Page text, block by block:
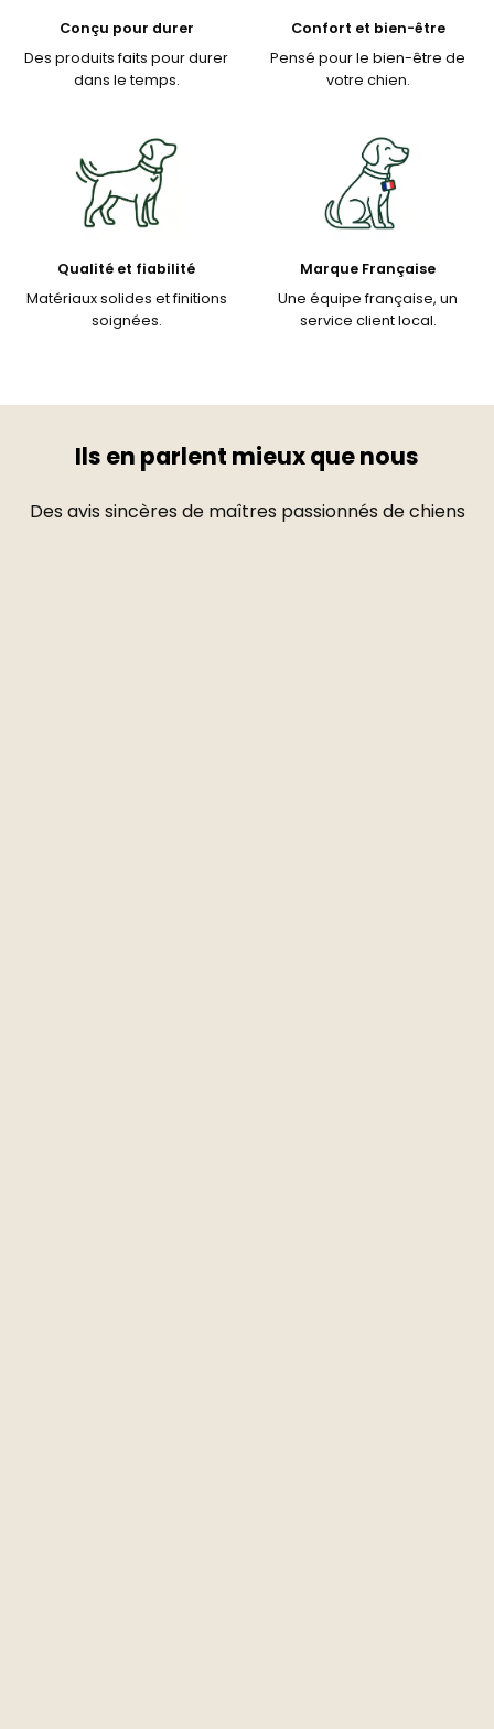
Conçu pour durer
Des produits faits pour durer
dans le temps.
Confort et bien-être
Pensé pour le bien-être de
votre chien.
Qualité et fiabilité
Matériaux solides et finitions
soignées.
Marque Française
Une équipe française, un
service client local.
Ils en parlent mieux que nous
Des avis sincères de maîtres passionnés de chiens